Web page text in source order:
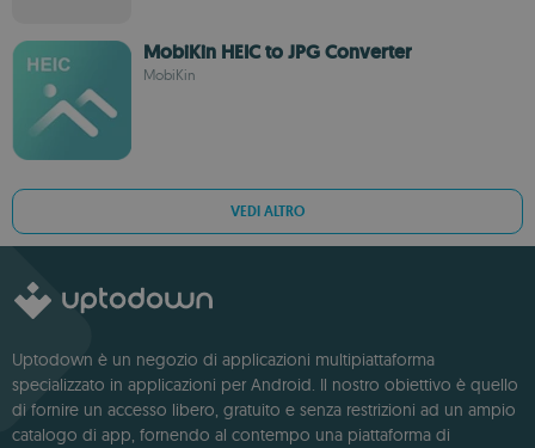
MobiKin HEIC to JPG Converter
MobiKin
VEDI ALTRO
Uptodown è un negozio di applicazioni multipiattaforma
specializzato in applicazioni per Android. Il nostro obiettivo è quello
di fornire un accesso libero, gratuito e senza restrizioni ad un ampio
catalogo di app, fornendo al contempo una piattaforma di